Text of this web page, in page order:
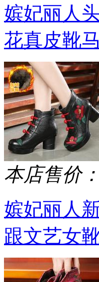
嫔妃丽人
花真皮靴
本店售价：
嫔妃丽人
跟文艺女